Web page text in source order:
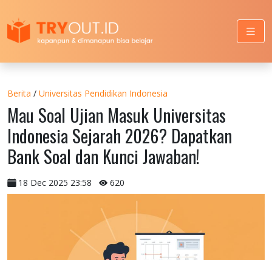
Berita / Universitas Pendidikan Indonesia
Mau Soal Ujian Masuk Universitas
Indonesia Sejarah 2026? Dapatkan
Bank Soal dan Kunci Jawaban!
18 Dec 2025 23:58 620